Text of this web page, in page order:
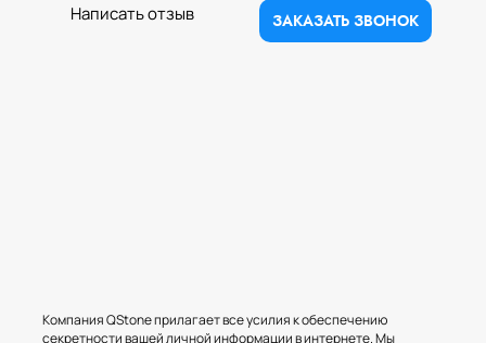
Написать отзыв
ЗАКАЗАТЬ ЗВОНОК
Компания QStone прилагает все усилия к обеспечению
секретности вашей личной информации в интернете. Мы